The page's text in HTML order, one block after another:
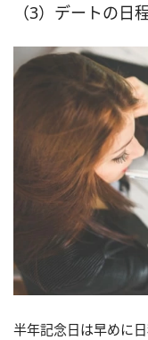
（3）デートの日
半年記念日は早めに